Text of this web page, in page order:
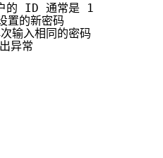
ID 通常是 1
置的新密码
输入相同的密码
异常